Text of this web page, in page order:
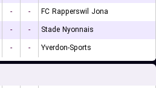
- -
FC Rapperswil Jona
- -
Stade Nyonnais
- - Yverdon-Sports